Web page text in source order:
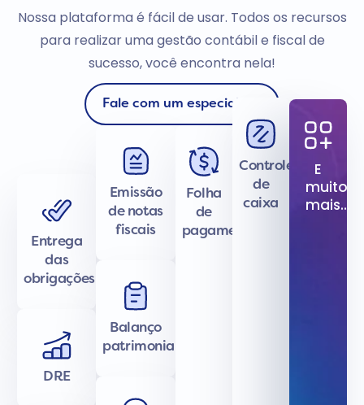
Nossa plataforma é fácil de usar. Todos os recursos
para realizar uma gestão contábil e fiscal de
sucesso, você encontra nela!
Fale com um especialista
Entrega
das
obrigações
DRE
Emissão
de notas
fiscais
Balanço
patrimonial
Folha
de
pagamentos
Controle
de
caixa
E
muito
mais...